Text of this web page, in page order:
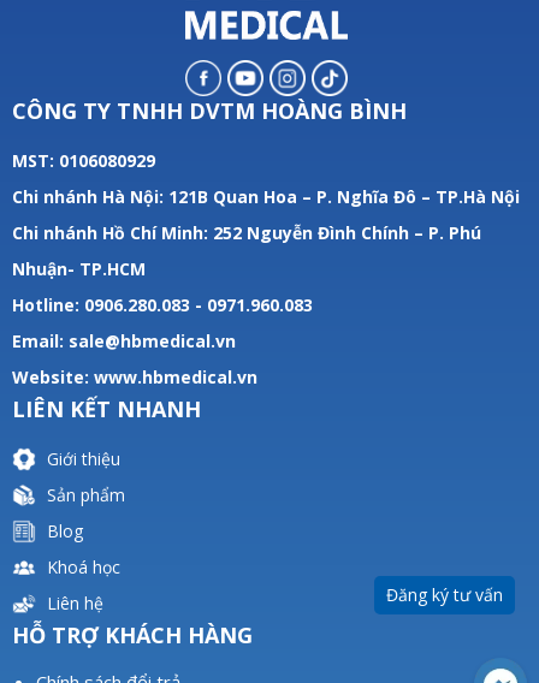
Đăng ký tư vấn
CÔNG TY TNHH DVTM HOÀNG BÌNH
MST: 0106080929
Chi nhánh Hà Nội: 121B Quan Hoa – P. Nghĩa Đô – TP.Hà Nội
Chi nhánh Hồ Chí Minh: 252 Nguyễn Đình Chính – P. Phú
Nhuận- TP.HCM
Hotline: 0906.280.083 - 0971.960.083
Email: sale@hbmedical.vn
Website: www.hbmedical.vn
LIÊN KẾT NHANH
Giới thiệu
Sản phẩm
Blog
Khoá học
Liên hệ
HỖ TRỢ KHÁCH HÀNG